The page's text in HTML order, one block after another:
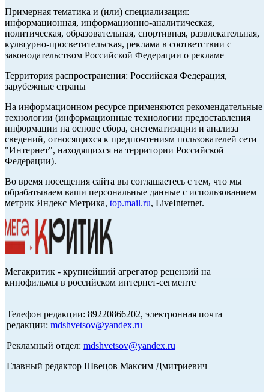
Примерная тематика и (или) специализация:
информационная, информационно-аналитическая,
политическая, образовательная, спортивная, развлекательная,
культурно-просветительская, реклама в соответствии с
законодательством Российской Федерации о рекламе
Территория распространения: Российская Федерация,
зарубежные страны
На информационном ресурсе применяются рекомендательные
технологии (информационные технологии предоставления
информации на основе сбора, систематизации и анализа
сведений, относящихся к предпочтениям пользователей сети
"Интернет", находящихся на территории Российской
Федерации).
Во время посещения сайта вы соглашаетесь с тем, что мы
обрабатываем ваши персональные данные с использованием
метрик Яндекс Метрика, top.mail.ru, LiveInternet.
Мегакритик - крупнейший агрегатор рецензий на
кинофильмы в российском интернет-сегменте
Телефон редакции: 89220866202, электронная почта
редакции: mdshvetsov@yandex.ru
Рекламный отдел: mdshvetsov@yandex.ru
Главный редактор Швецов Максим Дмитриевич